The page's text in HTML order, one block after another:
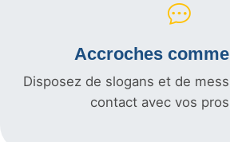
Accroches
Disposez de slogans et de
contact avec vos